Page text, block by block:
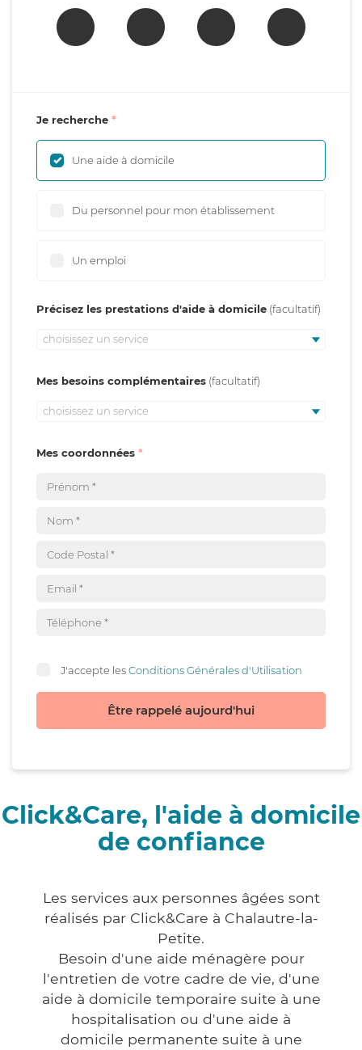
Je recherche
Une aide à domicile
Du personnel pour mon établissement
Un emploi
Précisez les prestations d'aide à domicile
choisissez un service
Mes besoins complémentaires
choisissez un service
Mes coordonnées
J'accepte lesConditions Générales d'Utilisation
Être rappelé aujourd'hui
Click&Care, l'aide à domicile
de confiance
Les services aux personnes âgées sont
réalisés par Click&Care à Chalautre-la-
Petite.
Besoin d'une aide ménagère pour
l'entretien de votre cadre de vie, d'une
aide à domicile temporaire suite à une
hospitalisation ou d'une aide à
domicile permanente suite à une